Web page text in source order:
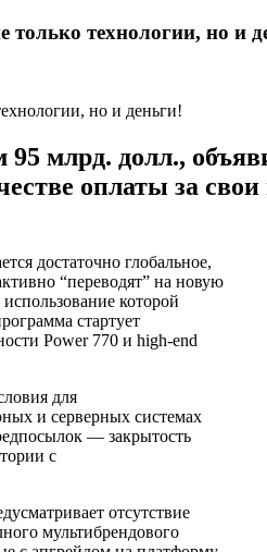
технологии, но и
млрд. долл.,
оплаты за
достаточно глобальное,
“переводят” на новую
которой
стартует
Power 770 и high-end
для
и серверных системах
— закрытость
с
отсутствие
мультибрендового